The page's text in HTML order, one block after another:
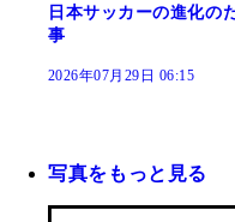
日本サッカーの進化の
事
2026年07月29日 06:15
写真をもっと見る